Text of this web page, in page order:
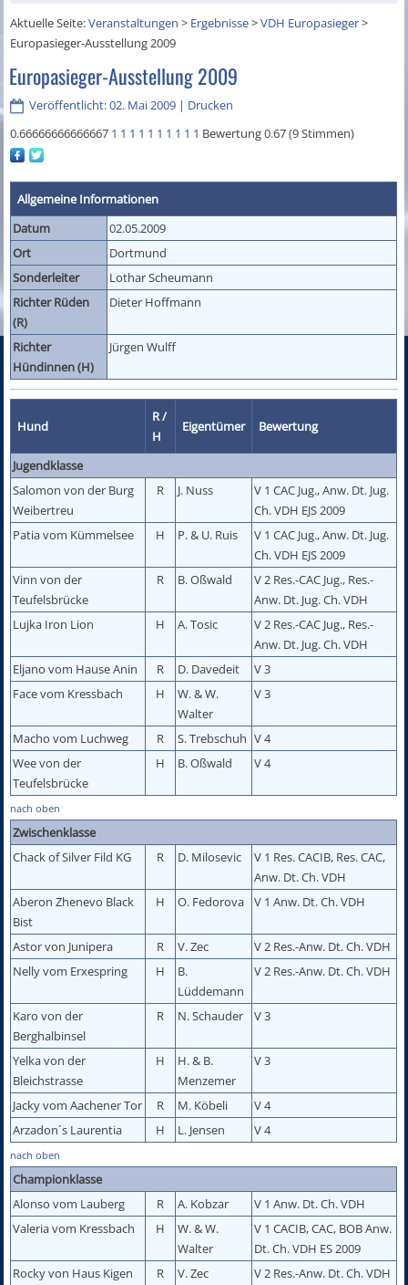
Aktuelle Seite:Veranstaltungen > Ergebnisse>VDH Europasieger>
Europasieger-Ausstellung 2009
Europasieger-Ausstellung 2009
Veröffentlicht: 02. Mai 2009 | Drucken
0.66666666666667 1 1 1 1 1 1 1 1 1 1 Bewertung 0.67 (9 Stimmen)
Allgemeine Informationen
Datum
02.05.2009
Ort
Dortmund
Sonderleiter
Lothar Scheumann
Richter Rüden
(R)
Dieter Hoffmann
Richter
Hündinnen (H)
Jürgen Wulff
Hund
R /
H
Eigentümer Bewertung
Jugendklasse
Salomon von der Burg
Weibertreu
R J. Nuss
V 1 CAC Jug., Anw. Dt. Jug.
Ch. VDH EJS 2009
Patia vom Kümmelsee
H P. & U. Ruis
V 1 CAC Jug., Anw. Dt. Jug.
Ch. VDH EJS 2009
Vinn von der
Teufelsbrücke
R B. Oßwald
V 2 Res.-CAC Jug., Res.-
Anw. Dt. Jug. Ch. VDH
Lujka Iron Lion
H A. Tosic
V 2 Res.-CAC Jug., Res.-
Anw. Dt. Jug. Ch. VDH
Eljano vom Hause Anin
R D. Davedeit
V 3
Face vom Kressbach
H
W. & W.
Walter
V 3
Macho vom Luchweg R S. Trebschuh V 4
Wee von der
Teufelsbrücke
H B. Oßwald V 4
nach oben
Zwischenklasse
Chack of Silver Fild KG
R D. Milosevic
V 1 Res. CACIB, Res. CAC,
Anw. Dt. Ch. VDH
Aberon Zhenevo Black
Bist
H O. Fedorova V 1 Anw. Dt. Ch. VDH
Astor von Junipera R V. Zec
V 2 Res.-Anw. Dt. Ch. VDH
Nelly vom Erxespring
H
B.
Lüddemann
V 2 Res.-Anw. Dt. Ch. VDH
Karo von der
Berghalbinsel
R N. Schauder V 3
Yelka von der
Bleichstrasse
H
H. & B.
Menzemer
V 3
Jacky vom Aachener Tor R M. Köbeli
V 4
Arzadon´s Laurentia
H L. Jensen V 4
nach oben
Championklasse
Alonso vom Lauberg
R A. Kobzar
V 1 Anw. Dt. Ch. VDH
Valeria vom Kressbach
H
W. & W.
Walter
V 1 CACIB, CAC, BOB Anw.
Dt. Ch. VDH ES 2009
Rocky von Haus Kigen
R V. Zec V 2 Res.-Anw. Dt. Ch. VDH